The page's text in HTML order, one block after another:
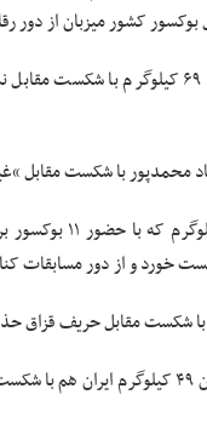
کشور میزبان از دور
سجاد کاظم‌زاده تیز در وزن ۶۹
در رقابت های
خورد و از دور مسابقات
امید احمدی‌صفا بوکسور وزن ۴۹